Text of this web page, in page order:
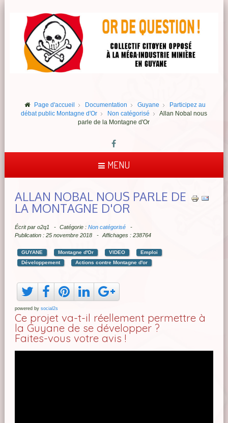
Page d'accueil Documentation Guyane
Participez au
débat public Montagne d'Or
Non catégorisé
Allan Nobal nous
parle de la Montagne d'Or
MENU
ALLAN NOBAL NOUS PARLE DE
LA MONTAGNE D'OR
Écrit par o2q1 Catégorie : Non catégorisé
Publication : 25 novembre 2018
Affichages : 238764
GUYANE Montagne d'Or VIDEO
Emploi
Développement
Actions contre Montagne d'or
powered by social2s
Ce projet va-t-il réellement permettre à
la Guyane de se développer ?
Faites-vous votre avis !